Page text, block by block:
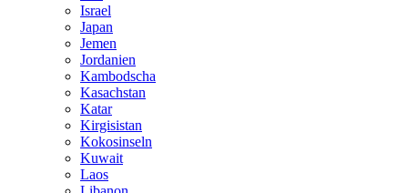
Israel
Japan
Jemen
Jordanien
Kambodscha
Kasachstan
Katar
Kirgisistan
Kokosinseln
Kuwait
Laos